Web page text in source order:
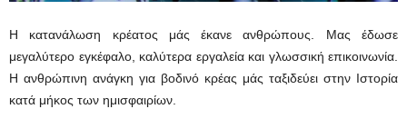
Η κατανάλωση κρέατος μάς έκανε ανθρώπους. Μας έδωσε
μεγαλύτερο εγκέφαλο, καλύτερα εργαλεία και γλωσσική επικοινωνία.
Η ανθρώπινη ανάγκη για βοδινό κρέας μάς ταξιδεύει στην Ιστορία
κατά μήκος των ημισφαιρίων.